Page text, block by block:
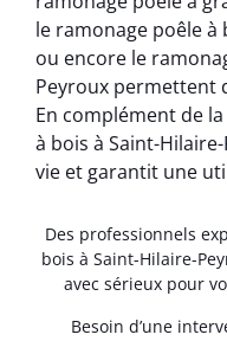
le ramonage poêle à
ou encore le
Peyroux permettent
En complément de
à bois à Saint-
vie et garantit une
Des professionnels
bois à Saint-Hilaire-
avec sérieux pour
Besoin d’une